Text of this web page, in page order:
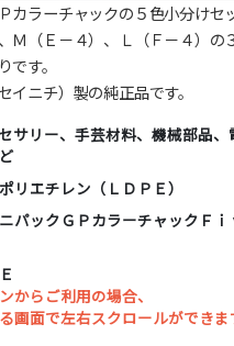
カラーチャックの５色小分けセ
Ｍ（Ｅ－４）、Ｌ（Ｆ－４）の
です。
イニチ）製の純正品です。
サリー、手芸材料、機械部品
リエチレン（ＬＤＰＥ）
パックＧＰカラーチャックＦ
からご利用の場合、
画面で左右スクロールができま